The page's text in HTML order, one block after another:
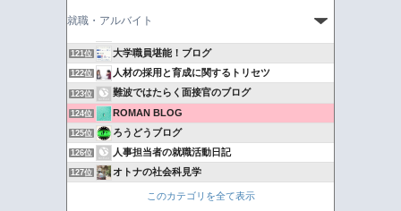
119位
121位 大学職員堪能！ブログ
122位 人材の採用と育成に関するトリセツ
123位 難波ではたらく面接官のブログ
124位 ROMAN BLOG
125位 ろうどうブログ
126位 人事担当者の就職活動日記
127位 オトナの社会科見学
キャバクラ求人/紹介『エーライン』ブログ
このカテゴリを全て表示